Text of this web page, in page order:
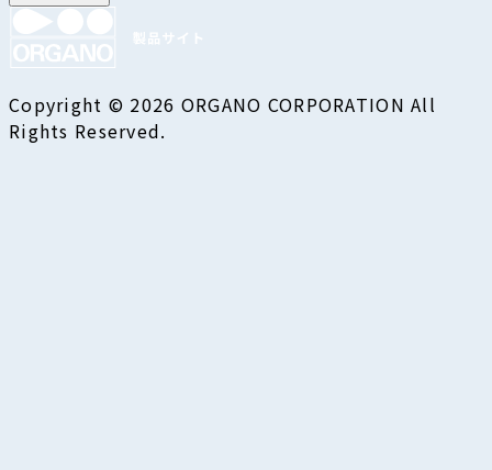
Copyright © 2026 ORGANO CORPORATION All
Rights Reserved.